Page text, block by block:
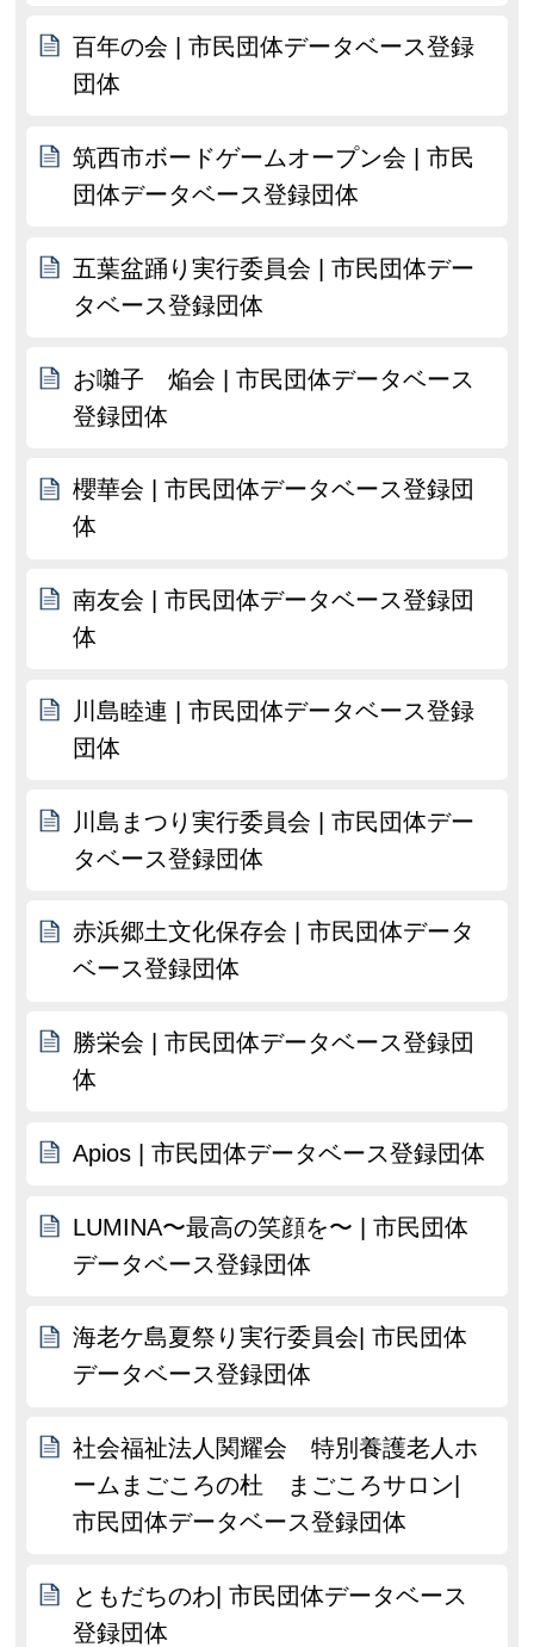
百年の会 | 市民団体データベース登録
団体
筑西市ボードゲームオープン会 | 市民
団体データベース登録団体
五葉盆踊り実行委員会 | 市民団体デー
タベース登録団体
お囃子 焔会 | 市民団体データベース
登録団体
櫻華会 | 市民団体データベース登録団
体
南友会 | 市民団体データベース登録団
体
川島睦連 | 市民団体データベース登録
団体
川島まつり実行委員会 | 市民団体デー
タベース登録団体
赤浜郷土文化保存会 | 市民団体データ
ベース登録団体
勝栄会 | 市民団体データベース登録団
体
Apios | 市民団体データベース登録団体
LUMINA〜最高の笑顔を〜 | 市民団体
データベース登録団体
海老ケ島夏祭り実行委員会| 市民団体
データベース登録団体
社会福祉法人関耀会 特別養護老人ホ
ームまごころの杜 まごころサロン|
市民団体データベース登録団体
ともだちのわ| 市民団体データベース
登録団体